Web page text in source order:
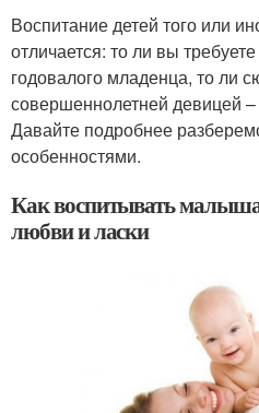
Воспитание детей того или
отличается: то ли вы
годовалого младенца, то ли
совершеннолетней девицей
Давайте подробнее
особенностями.
Как воспитывать
любви и ласки